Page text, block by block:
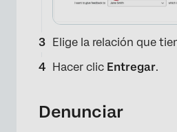
Elige la relación que
Hacer clic Entregar.
Denunciar